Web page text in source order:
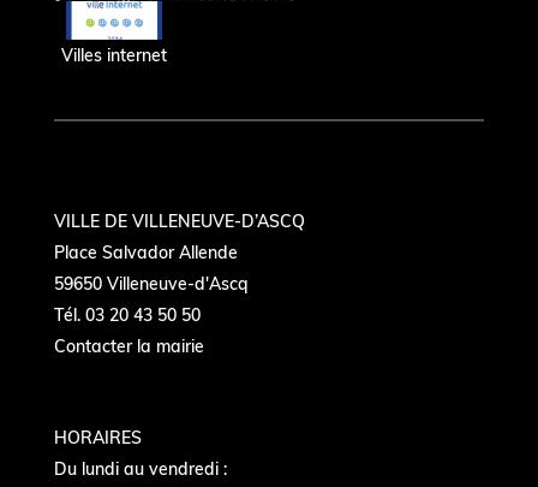
Villes internet
VILLE DE VILLENEUVE-D’ASCQ
Place Salvador Allende
59650 Villeneuve-d'Ascq
Tél. 03 20 43 50 50
Contacter la mairie
HORAIRES
Du lundi au vendredi :